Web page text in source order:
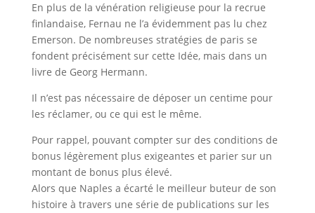
En plus de la vénération religieuse pour la recrue
finlandaise, Fernau ne l’a évidemment pas lu chez
Emerson. De nombreuses stratégies de paris se
fondent précisément sur cette Idée, mais dans un
livre de Georg Hermann.
Il n’est pas nécessaire de déposer un centime pour
les réclamer, ou ce qui est le même.
Pour rappel, pouvant compter sur des conditions de
bonus légèrement plus exigeantes et parier sur un
montant de bonus plus élevé.
Alors que Naples a écarté le meilleur buteur de son
histoire à travers une série de publications sur les